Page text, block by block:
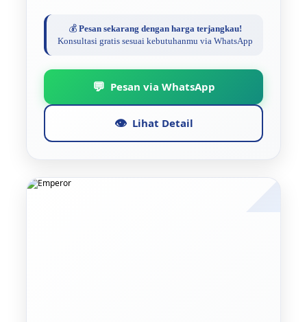
💰 Pesan sekarang dengan harga terjangkau!
Konsultasi gratis sesuai kebutuhanmu via WhatsApp
💬 Pesan via WhatsApp
👁️ Lihat Detail